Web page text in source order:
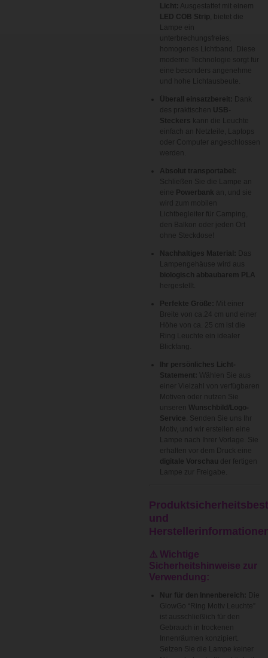
Licht:
Ausgestattet mit einem
LED COB Strip , bietet die
Lampe ein
unterbrechungsfreies,
homogenes Lichtband. Diese
moderne Technologie sorgt für
eine besonders angenehme
und hohe Lichtausbeute.
Überall einsatzbereit:
Dank
des praktischen
USB-
Steckers kann die Leuchte
einfach an Netzteile, Laptops
oder Computer angeschlossen
werden.
Absolut transportabel:
Schließen Sie die Lampe an
eine Powerbank an, und sie
wird zum mobilen
Lichtbegleiter für Camping,
den Balkon oder jeden Ort
ohne Steckdose!
Nachhaltiges Material:
Das
Lampengehäuse wird aus
biologisch abbaubarem PLA
hergestellt.
Perfekte Größe:
Mit einer
Breite von ca.24
und einer
Höhe von ca.
25 cm
ist die
Ring Leuchte ein idealer
Ihr persönliches Licht-
Statement:
Wählen Sie aus
einer Vielzahl von verfügbaren
Motiven oder nutzen Sie
unseren Wunschbild/Logo-
Service . Senden Sie uns Ihr
Motiv, und wir erstellen eine
Lampe nach Ihrer Vorlage. Sie
erhalten vor dem Druck eine
digitale Vorschau der fertigen
Lampe zur Freigabe.
und
⚠️ Wichtige
Sicherheitshinweise zur
Verwendung:
Nur für den Innenbereich:
Die
GlowGo “Ring Motiv Leuchte”
ist ausschließlich für den
Gebrauch in trockenen
Innenräumen konzipiert.
Setzen Sie die Lampe keiner